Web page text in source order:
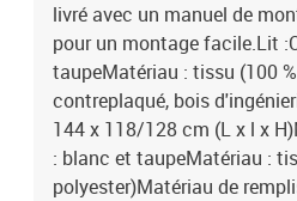
livré avec un manuel de
pour un montage facile.Lit
taupeMatériau : tissu (100
contreplaqué, bois
144 x 118/128 cm (L x l x
: blanc et taupeMatériau :
polyester)Matériau de